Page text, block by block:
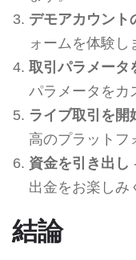
デモアカウント
ォームを体験し
取引パラメータ
パラメータをカ
ライブ取引を開
高のプラットフ
資金を引き出し
出金をお楽しみ
結論